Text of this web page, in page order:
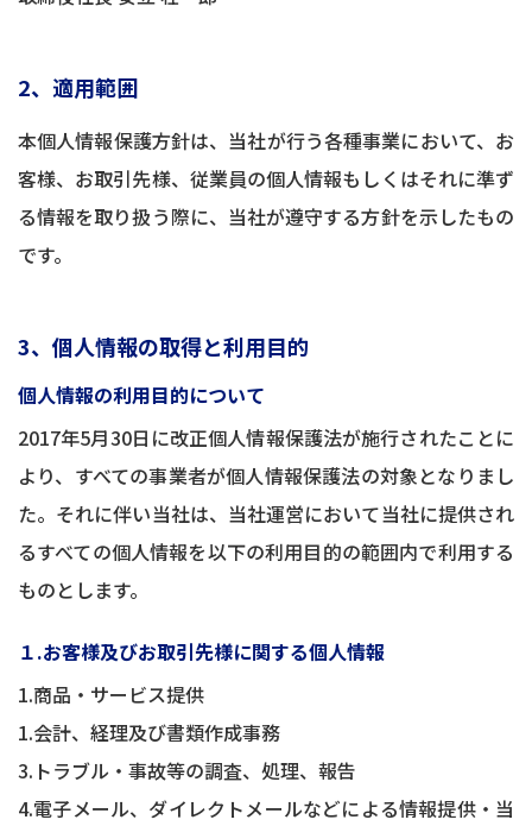
2、適用範囲
本個人情報保護方針は、当社が行う各種事業において、お
客様、お取引先様、従業員の個人情報もしくはそれに準ず
る情報を取り扱う際に、当社が遵守する方針を示したもの
です。
3、個人情報の取得と利用目的
個人情報の利用目的について
2017年5月30日に改正個人情報保護法が施行されたことに
より、すべての事業者が個人情報保護法の対象となりまし
た。それに伴い当社は、当社運営において当社に提供され
るすべての個人情報を以下の利用目的の範囲内で利用する
ものとします。
１.お客様及びお取引先様に関する個人情報
1.商品・サービス提供
1.会計、経理及び書類作成事務
3.トラブル・事故等の調査、処理、報告
4.電子メール、ダイレクトメールなどによる情報提供・当